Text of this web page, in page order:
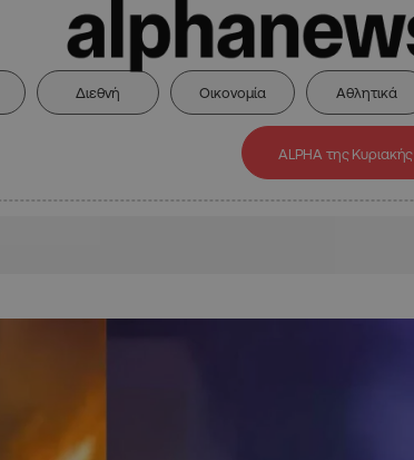
Διεθνή Οικονομία Αθλητικά
ALPHA της Κυριακής